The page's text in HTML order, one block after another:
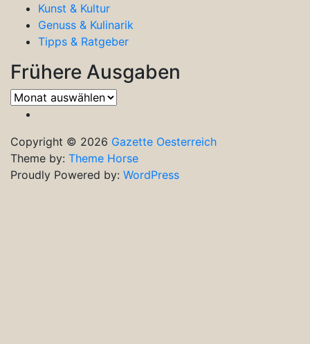
Kunst & Kultur
Genuss & Kulinarik
Tipps & Ratgeber
Frühere Ausgaben
Frühere
Ausgaben
Copyright © 2026 Gazette Oesterreich
Theme by: Theme Horse
Proudly Powered by: WordPress